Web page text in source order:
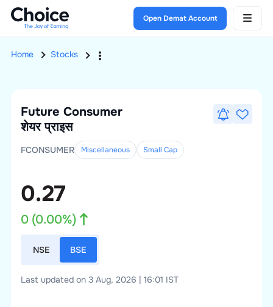
Open Demat Account
Home Stocks
Future Consumer
शेयर प्राइस
FCONSUMER Miscellaneous Small Cap
0.27
0(0.00%)
NSE BSE
Last updated on 3 Aug, 2026 | 16:01 IST